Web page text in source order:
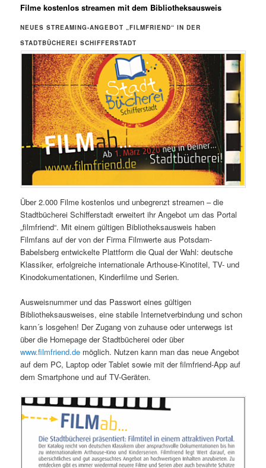
Filme kostenlos streamen mit dem Bibliotheksausweis
NEUES STREAMING-ANGEBOT „FILMFRIEND“ IN DER
STADTBÜCHEREI SCHIFFERSTADT
Über 2.000 Filme kostenlos und unbegrenzt streamen – die
Stadtbücherei Schifferstadt erweitert ihr Angebot um das Portal
„filmfriend“. Mit einem gültigen Bibliotheksausweis haben
Filmfans auf der von der Firma Filmwerte aus Potsdam-
Babelsberg entwickelte Plattform die Qual der Wahl: deutsche
Klassiker, erfolgreiche internationale Arthouse-Kinotitel, TV- und
Kinodokumentationen, Kinderfilme und Serien.
Ausweisnummer und das Passwort eines gültigen
Bibliotheksausweises, eine stabile Internetverbindung und schon
kann´s losgehen! Der Zugang von zuhause oder unterwegs ist
über die Homepage der Stadtbücherei oder über
www.filmfriend.de möglich. Nutzen kann man das neue Angebot
auf dem PC, Laptop oder Tablet sowie mit der filmfriend-App auf
dem Smartphone und auf TV-Geräten.